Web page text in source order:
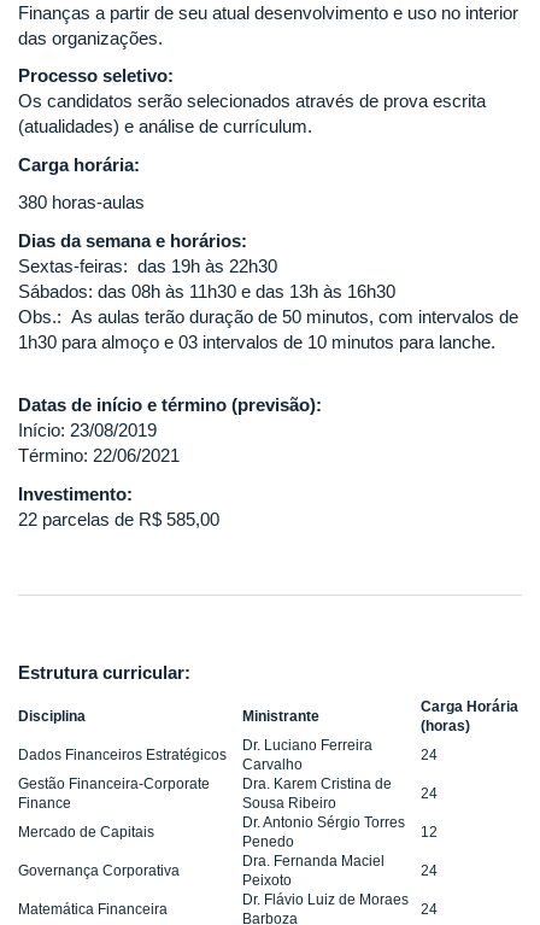
Finanças a partir de seu atual desenvolvimento e uso no interior
das organizações.
Processo seletivo:
Os candidatos serão selecionados através de prova escrita
(atualidades) e análise de currículum.
Carga horária:
380 horas-aulas
Dias da semana e horários:
Sextas-feiras: das 19h às 22h30
Sábados: das 08h às 11h30 e das 13h às 16h30
Obs.: As aulas terão duração de 50 minutos, com intervalos de
1h30 para almoço e 03 intervalos de 10 minutos para lanche.
Datas de início e término (previsão):
Início: 23/08/2019
Término: 22/06/2021
Investimento:
22 parcelas de R$ 585,00
Estrutura curricular:
Disciplina Ministrante
Carga Horária
(horas)
Dados Financeiros Estratégicos
Dr. Luciano Ferreira
Carvalho
24
Gestão Financeira-Corporate
Finance
Dra. Karem Cristina de
Sousa Ribeiro
24
Mercado de Capitais
Dr. Antonio Sérgio Torres
Penedo
12
Governança Corporativa
Dra. Fernanda Maciel
Peixoto
24
Matemática Financeira
Dr. Flávio Luiz de Moraes
Barboza
24